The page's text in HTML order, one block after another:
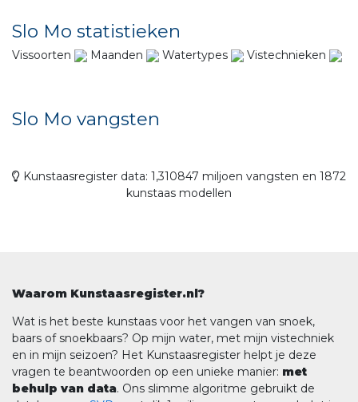
Slo Mo statistieken
Vissoorten Maanden Watertypes Vistechnieken
Slo Mo vangsten
Kunstaasregister data: 1,310847 miljoen vangsten en 1872
kunstaas modellen
Waarom Kunstaasregister.nl?
Wat is het beste kunstaas voor het vangen van snoek,
baars of snoekbaars? Op mijn water, met mijn vistechniek
en in mijn seizoen? Het Kunstaasregister helpt je deze
vragen te beantwoorden op een unieke manier: met
behulp van data. Ons slimme algoritme gebruikt de